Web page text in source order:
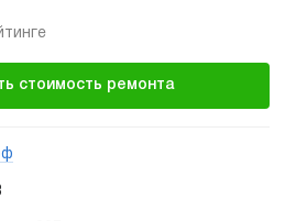
стоимость ремонта